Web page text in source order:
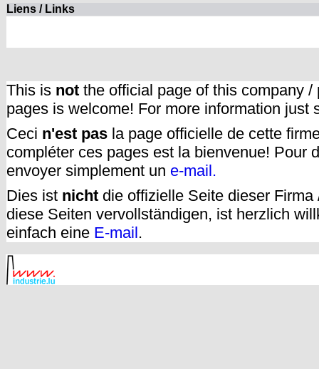
Liens / Links
This is not the official page of this company
pages is welcome! For more information just
Ceci n'est pas la page officielle de cette
compléter ces pages est la bienvenue! Pour
envoyer simplement un e-mail.
Dies ist nicht die offizielle Seite dieser
diese Seiten vervollständigen, ist herzlich
einfach eine E-mail.